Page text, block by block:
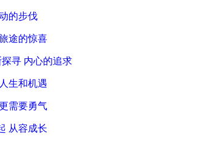
的步伐
途的惊喜
寻 内心的追求
生和机遇
需要勇气
从容成长